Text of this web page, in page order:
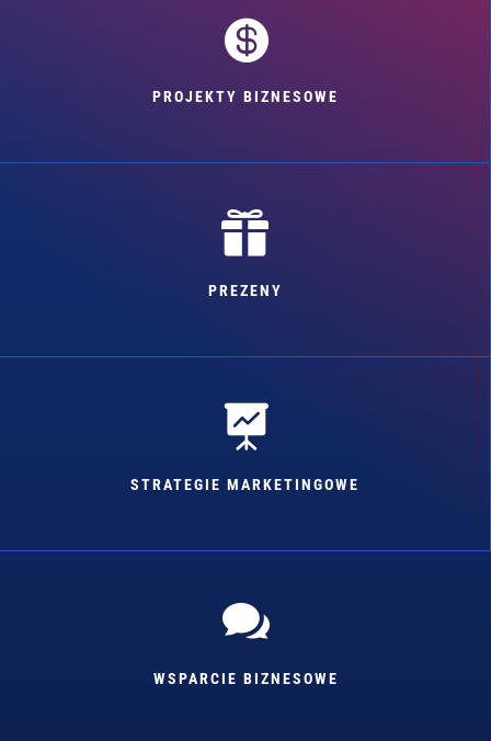

PROJEKTY BIZNESOWE

PREZENY

STRATEGIE MARKETINGOWE

WSPARCIE BIZNESOWE